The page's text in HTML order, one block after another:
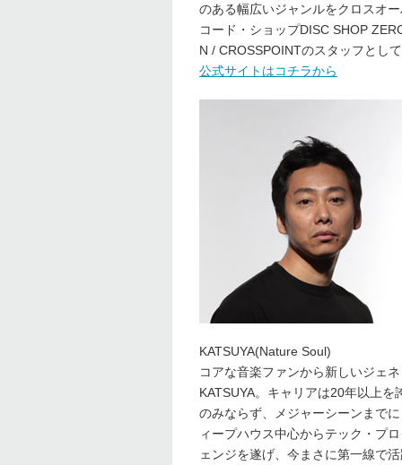
のある幅広いジャンルをクロスオ
コード・ショップDISC SHOP
N / CROSSPOINTのスタッフとし
公式サイトはコチラから
KATSUYA(Nature Soul)
コアな音楽ファンから新しいジェ
KATSUYA。キャリアは20年以上
のみならず、メジャーシーンまで
ィープハウス中心からテック・プ
ェンジを遂げ、今まさに第一線で